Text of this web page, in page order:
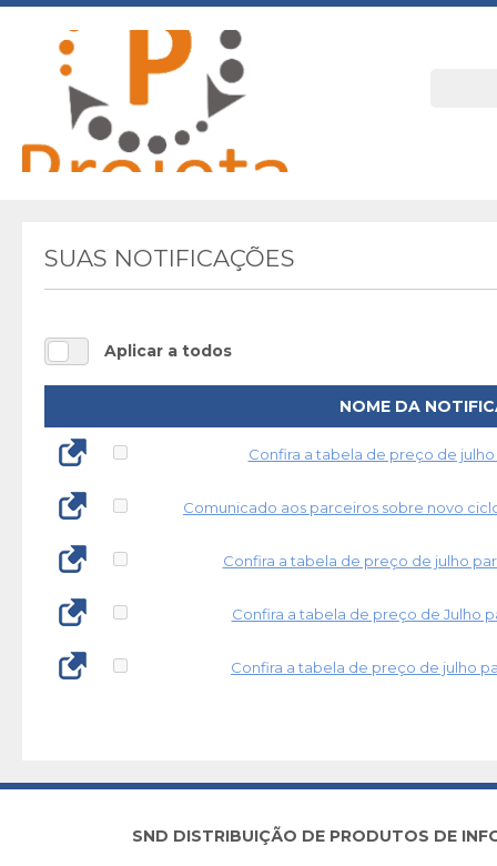
SUAS NOTIFICAÇÕES
Aplicar a todos
NOME DA
Confira a tabela de preço de julho
Comunicado aos parceiros sobre novo
Confira a tabela de preço de julho
Confira a tabela de preço de Julho
Confira a tabela de preço de julho
SND DISTRIBUIÇÃO DE PRODUTOS DE